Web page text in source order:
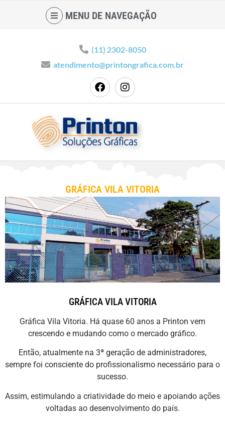
MENU DE NAVEGAÇÃO
(11) 2302-8050
atendimento@printongrafica.com.br
GRÁFICA VILA VITORIA
GRÁFICA VILA VITORIA
Gráfica Vila Vitoria. Há quase 60 anos a Printon vem
crescendo e mudando como o mercado gráfico.
Então, atualmente na 3ª geração de administradores,
sempre foi consciente do profissionalismo necessário para o
sucesso.
Assim, estimulando a criatividade do meio e apoiando ações
voltadas ao desenvolvimento do país.